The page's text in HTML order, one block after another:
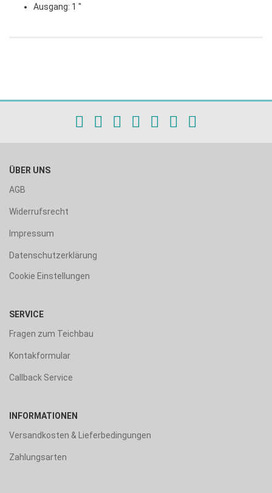
Ausgang: 1 "
ÜBER UNS
AGB
Widerrufsrecht
Impressum
Datenschutzerklärung
Cookie Einstellungen
SERVICE
Fragen zum Teichbau
Kontakformular
Callback Service
INFORMATIONEN
Versandkosten & Lieferbedingungen
Zahlungsarten